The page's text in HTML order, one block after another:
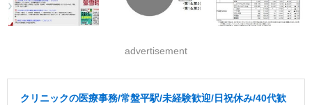
advertisement
クリニックの医療事務/常盤平駅/未経験歓迎/日祝休み/40代歓